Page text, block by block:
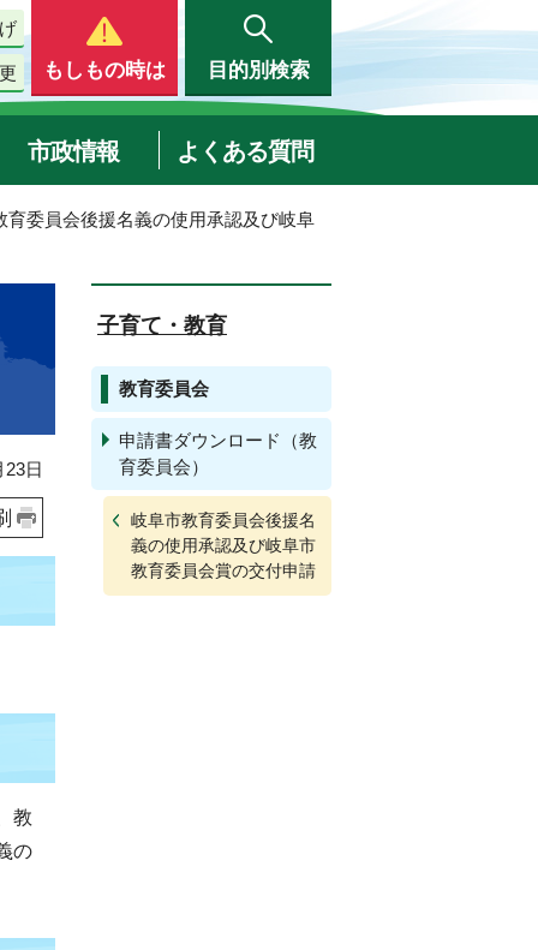
もしもの時は 目的別検索
市政情報 よくある質問
育委員会後援名義の使用承認及び岐阜
日
教
の
子育て・教育
教育委員会
申請書ダウンロード（教
育委員会）
岐阜市教育委員会後援名
義の使用承認及び岐阜市
教育委員会賞の交付申請